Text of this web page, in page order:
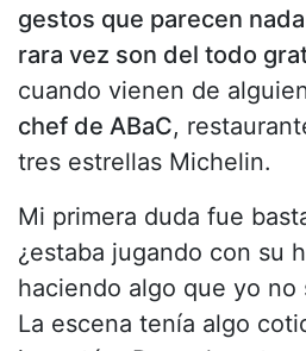
gestos que parecen
rara vez son del todo
cuando vienen de
chef de ABaC,
tres estrellas Michelin.
Mi primera duda fue
¿estaba jugando con su
haciendo algo que yo no
La escena tenía algo